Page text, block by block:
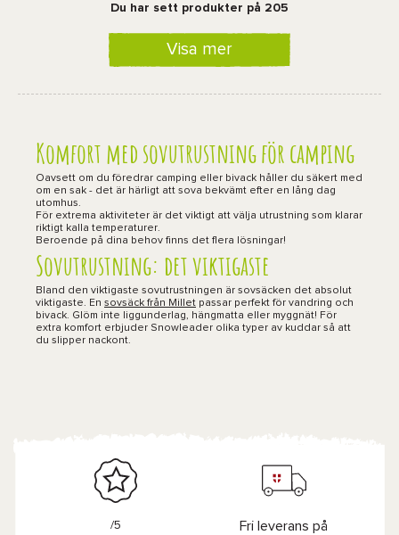
Du har sett produkter på 205
Visa mer
Komfort med sovutrustning för camping
Oavsett om du föredrar camping eller bivack håller du säkert med
om en sak - det är härligt att sova bekvämt efter en lång dag
utomhus.
För extrema aktiviteter är det viktigt att välja utrustning som klarar
riktigt kalla temperaturer.
Beroende på dina behov finns det flera lösningar!
Sovutrustning: det viktigaste
Bland den viktigaste sovutrustningen är sovsäcken det absolut
viktigaste. En sovsäck från Millet passar perfekt för vandring och
bivack. Glöm inte liggunderlag, hängmatta eller myggnät! För
extra komfort erbjuder Snowleader olika typer av kuddar så att
du slipper nackont.
/5
Fri leverans på